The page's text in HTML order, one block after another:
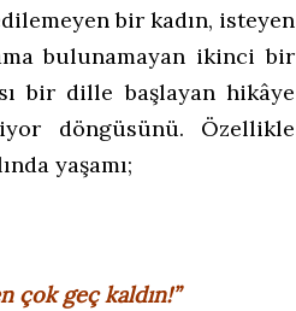
bir kadın, isteyen
bulunamayan ikinci bir
bir dille başlayan hikâye
döngüsünü. Özellikle
yaşamı;
çok geç kaldın!”